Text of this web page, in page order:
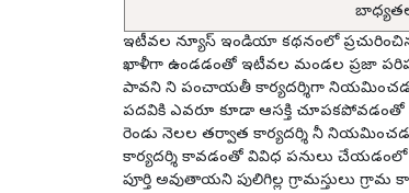
ఇటీవల న్యూస్ ఇండియా కథనంలో
ఖాళీగా ఉండడంతో ఇటీవల మండల ప్రజా
పావని ని పంచాయతీ కార్యదర్శిగా నియమించడం
పదవికి ఎవరూ కూడా ఆసక్తి
రెండు నెలల తర్వాత కార్యదర్శి నీ
కార్యదర్శి కావడంతో వివిధ పనులు
పూర్తి అవుతాయని పులిగిల్ల గ్రామస్తులు గ్రామ